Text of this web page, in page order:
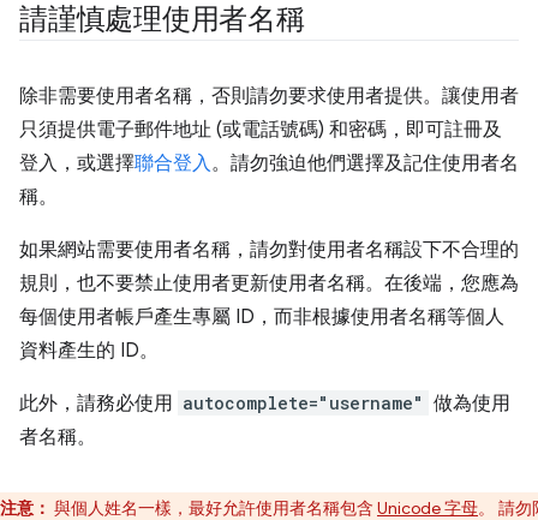
請謹慎處理使用者名稱
除非需要使用者名稱，否則請勿要求使用者提供。讓使用者
只須提供電子郵件地址 (或電話號碼) 和密碼，即可註冊及
登入，或選擇聯合登入。請勿強迫他們選擇及記住使用者名
稱。
如果網站需要使用者名稱，請勿對使用者名稱設下不合理的
規則，也不要禁止使用者更新使用者名稱。在後端，您應為
每個使用者帳戶產生專屬 ID，而非根據使用者名稱等個人
資料產生的 ID。
此外，請務必使用 autocomplete="username" 做為使用
者名稱。
注意： 與個人姓名一樣，最好允許使用者名稱包含 Unicode 字母。 請勿